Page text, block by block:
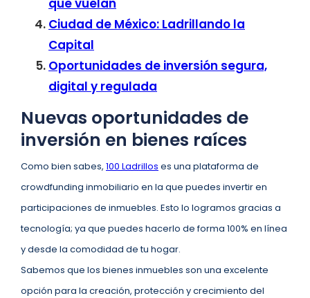
que vuelan
Ciudad de México: Ladrillando la
Capital
Oportunidades de inversión segura,
digital y regulada
Nuevas oportunidades de
inversión en bienes raíces
Como bien sabes, 100 Ladrillos es una plataforma de
crowdfunding inmobiliario en la que puedes invertir en
participaciones de inmuebles. Esto lo logramos gracias a
tecnología; ya que puedes hacerlo de forma 100% en línea
y desde la comodidad de tu hogar.
Sabemos que los bienes inmuebles son una excelente
opción para la creación, protección y crecimiento del